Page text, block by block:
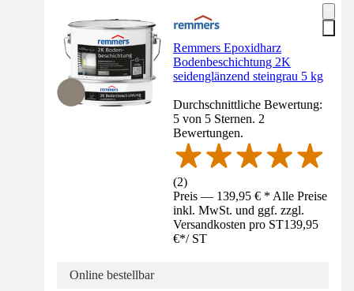
Remmers Epoxidharz
Bodenbeschichtung 2K
seidenglänzend steingrau 5 kg
Durchschnittliche Bewertung:
5 von 5 Sternen. 2
Bewertungen.
(2)
Preis — 139,95 € * Alle Preise
inkl. MwSt. und ggf. zzgl.
Versandkosten pro ST139,95
€*/ ST
Online bestellbar